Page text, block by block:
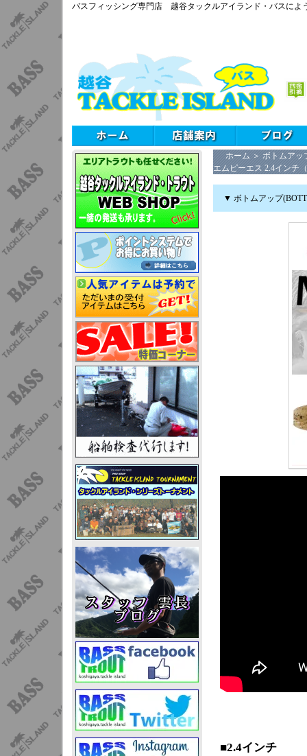
バスフィッシング専門店 越谷タックルアイランド・バスによ
ホーム ＞ ボトムアッ
エムピーエス 2.4インチ
▼ ボトムアップ
■2.4インチ